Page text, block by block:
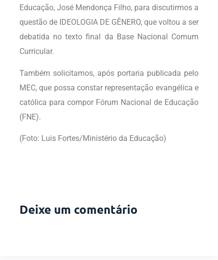
Educação, José Mendonça Filho, para discutirmos a
questão de IDEOLOGIA DE GÊNERO, que voltou a ser
debatida no texto final da Base Nacional Comum
Curricular.
Também solicitamos, após portaria publicada pelo
MEC, que possa constar representação evangélica e
católica para compor Fórum Nacional de Educação
(FNE).
(Foto: Luis Fortes/Ministério da Educação)
Deixe um comentário